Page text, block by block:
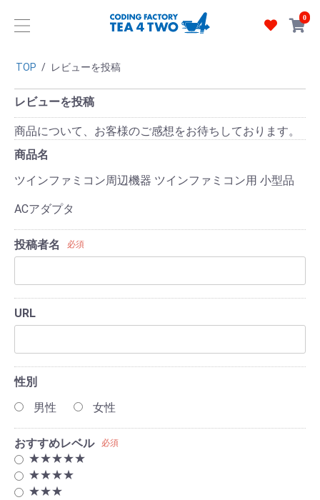
0
TOP / レビューを投稿
レビューを投稿
商品について、お客様のご感想をお待ちしております。
商品名
ツインファミコン周辺機器 ツインファミコン用 小型品
ACアダプタ
投稿者名 必須
URL
性別
男性
女性
おすすめレベル 必須
★★★★★
★★★★
★★★